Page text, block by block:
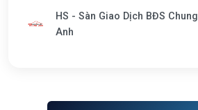
HS - Sàn Giao Dịch BĐS Chung
Anh